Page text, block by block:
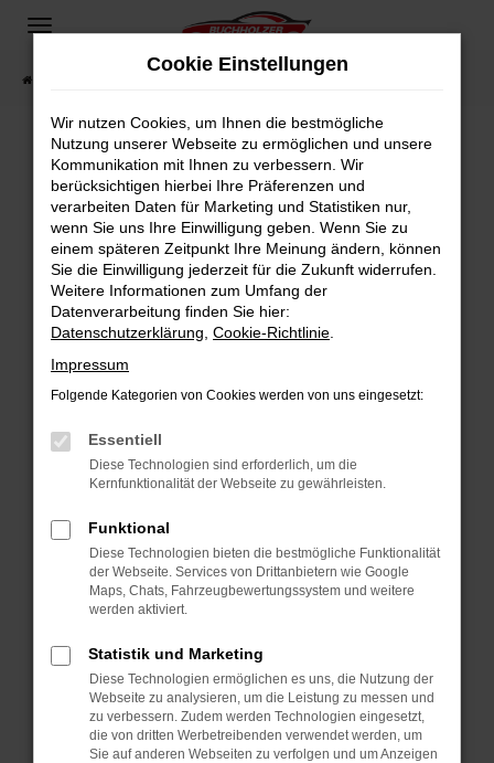
Zum
springen
Fahrzeugsuche
Fehler: Network Error
Beim Laden ist ein Fehler aufgetreten.
Hier sind ein paar Tipps, die dir helfen können:
Überprüfe deine Firewall und deine
Internetverbindung.
Laden andere Webseiten, zum Beispiel deine
Suchmaschine?
Prüfe deine Browsererweiterungen.
können das Laden bestimmter Seiten
verhindern. Funktioniert die Seite in einem
anderen Browser oder in einem privaten
Starte dein Gerät neu.
Das kann manchmal helfen, vorübergehende
Probleme zu beheben.
Betriebssystem auf dem neuesten Stand
sind.
Veraltete Software birgt nicht nur ein
Sicherheitsrisiko, sondern kann auch dazu
führen, dass bestimmte Funktionen nicht mehr
Cookie Einstellungen
Wir nutzen Cookies, um Ihnen die bestmögliche
Nutzung unserer Webseite zu ermöglichen und unsere
Kommunikation mit Ihnen zu verbessern. Wir
berücksichtigen hierbei Ihre Präferenzen und
verarbeiten Daten für Marketing und Statistiken nur,
wenn Sie uns Ihre Einwilligung geben. Wenn Sie zu
einem späteren Zeitpunkt Ihre Meinung ändern, können
Sie die Einwilligung jederzeit für die Zukunft widerrufen.
Weitere Informationen zum Umfang der
Datenverarbeitung finden Sie hier:
Datenschutzerklärung Cookie-Richtlinie
Impressum
Folgende Kategorien von Cookies werden von uns eingesetzt:
Essentiell
Diese Technologien sind erforderlich, um die
Kernfunktionalität der Webseite zu gewährleisten.
Funktional
Diese Technologien bieten die bestmögliche Funktionalität
der Webseite. Services von Drittanbietern wie Google
Maps, Chats, Fahrzeugbewertungssystem und weitere
werden aktiviert.
Statistik und Marketing
Diese Technologien ermöglichen es uns, die Nutzung der
Webseite zu analysieren, um die Leistung zu messen und
zu verbessern. Zudem werden Technologien eingesetzt,
die von dritten Werbetreibenden verwendet werden, um
Sie auf anderen Webseiten zu verfolgen und um Anzeigen